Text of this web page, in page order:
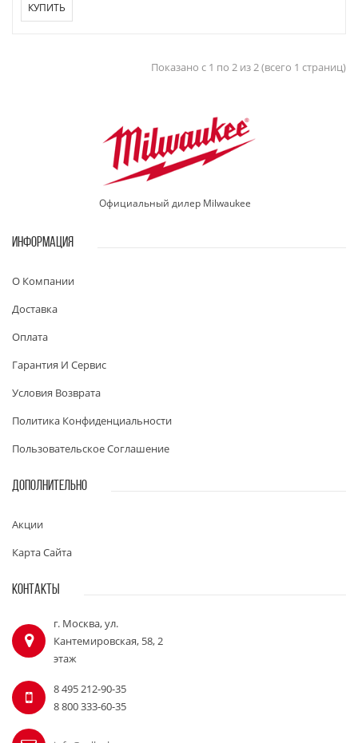
КУПИТЬ
Показано с 1 по 2 из 2 (всего 1 страниц)
Официальный дилер Milwaukee
ИНФОРМАЦИЯ
О Компании
Доставка
Оплата
Гарантия И Сервис
Условия Возврата
Политика Конфиденциальности
Пользовательское Соглашение
ДОПОЛНИТЕЛЬНО
Акции
Карта Сайта
КОНТАКТЫ
г. Москва, ул.
Кантемировская, 58, 2
этаж
8 495 212-90-35
8 800 333-60-35